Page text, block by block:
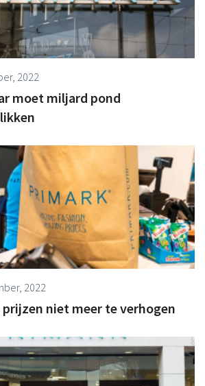
2022
moet miljard pond
2022
niet meer te verhogen